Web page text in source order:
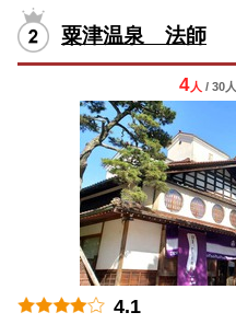
粟津温泉 法師
4人 / 30人
4.1